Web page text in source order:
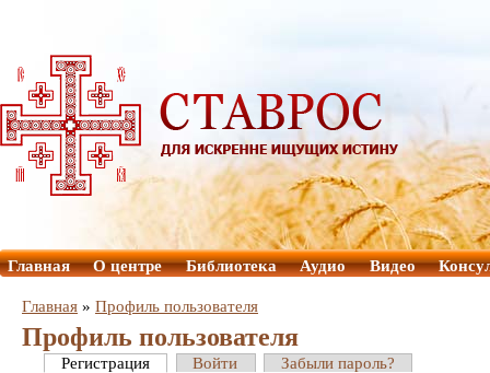
Главная О центре Библиотека Аудио Видео
Главная » Профиль пользователя
Профиль пользователя
Регистрация Войти Забыли пароль?